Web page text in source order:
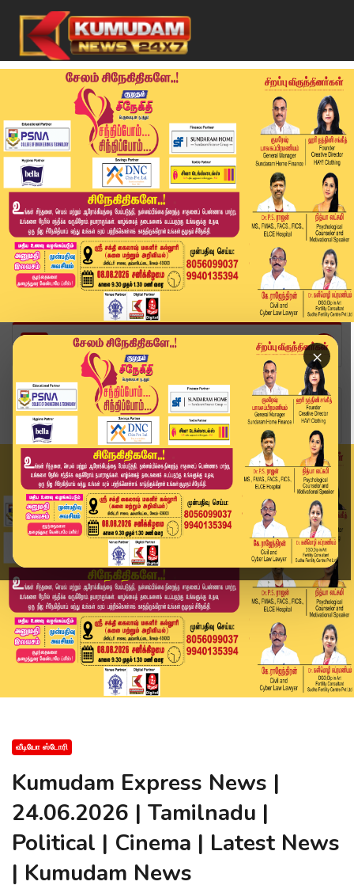
×
Home
வீடியோ ஸ்டோரி
Kumudam Express News | 24.06.2026 | Tamilnadu |...
வீடியோ ஸ்டோரி
Kumudam Express News |
24.06.2026 | Tamilnadu |
Political | Cinema | Latest News
| Kumudam News